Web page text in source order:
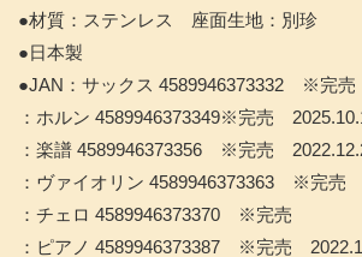
●材質：ステンレス 座面生地：別珍
●日本製
●JAN：サックス 4589946373332 ※完売
：ホルン 4589946373349※完売
：楽譜 4589946373356 ※完売
：ヴァイオリン 4589946373363 ※完売
：チェロ 4589946373370 ※完売
：ピアノ 4589946373387 ※完売